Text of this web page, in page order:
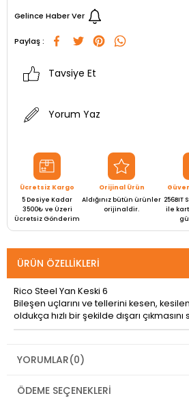
Gelince Haber Ver
Paylaş :
Tavsiye Et
Yorum Yaz
Ücretsiz Kargo
5 Desiye Kadar
3500₺ ve Üzeri
Ücretsiz Gönderim
Orijinal Ürün
Aldığınız bütün ürünler
orijinaldir.
256BIT
ile
ÜRÜN ÖZELLIKLERI
Rico Steel Yan Keski 6
Bileşen uçlarını ve tellerini kesen,
oldukça hızlı bir şekilde dışarı
YORUMLAR(0)
ÖDEME SEÇENEKLERI